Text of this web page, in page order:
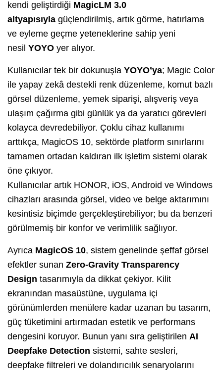
kendi geliştirdiği MagicLM 3.0
altyapısıyla güçlendirilmiş, artık görme, hatırlama
ve eyleme geçme yeteneklerine sahip yeni
nesil YOYO yer alıyor.
Kullanıcılar tek bir dokunuşla YOYO’ya; Magic Color
ile yapay zekâ destekli renk düzenleme, komut bazlı
görsel düzenleme, yemek siparişi, alışveriş veya
ulaşım çağırma gibi günlük ya da yaratıcı görevleri
kolayca devredebiliyor. Çoklu cihaz kullanımı
arttıkça, MagicOS 10, sektörde platform sınırlarını
tamamen ortadan kaldıran ilk işletim sistemi olarak
öne çıkıyor.
Kullanıcılar artık HONOR, iOS, Android ve Windows
cihazları arasında görsel, video ve belge aktarımını
kesintisiz biçimde gerçekleştirebiliyor; bu da benzeri
görülmemiş bir konfor ve verimlilik sağlıyor.
Ayrıca MagicOS 10, sistem genelinde şeffaf görsel
efektler sunan Zero-Gravity Transparency
Design tasarımıyla da dikkat çekiyor. Kilit
ekranından masaüstüne, uygulama içi
görünümlerden menülere kadar uzanan bu tasarım,
güç tüketimini artırmadan estetik ve performans
dengesini koruyor. Bunun yanı sıra geliştirilen AI
Deepfake Detection sistemi, sahte sesleri,
deepfake filtreleri ve dolandırıcılık senaryolarını